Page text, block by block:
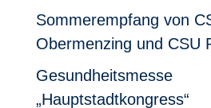
Sommerempfang von
Obermenzing und CSU
Gesundheitsmesse
„Hauptstadtkongress“